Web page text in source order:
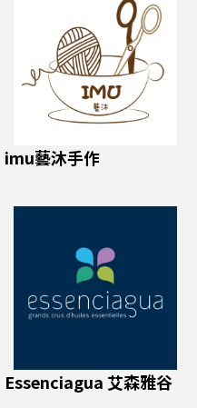
imu藝沐手作
Essenciagua 艾森雅谷